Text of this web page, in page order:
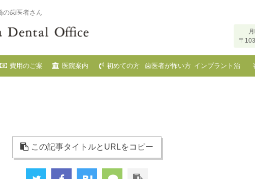
の歯医者さん
〒
費用のご案 医院案内 初めての方 歯医者が怖い方 インプラント治
この記事タイトルとURLをコピー